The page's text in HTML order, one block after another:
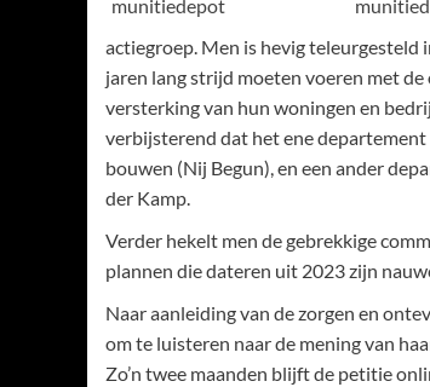
actiegroep. Men is hevig teleurgesteld
jaren lang strijd moeten voeren met
versterking van hun woningen en
verbijsterend dat het ene
bouwen (Nij Begun), en een ander
der Kamp.
Verder hekelt men de gebrekkige
plannen die dateren uit 2023 zijn
Naar aanleiding van de zorgen en
om te luisteren naar de mening van
Zo’n twee maanden blijft de petitie